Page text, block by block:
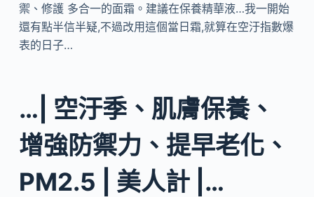
禦、修護 多合一的面霜。建議在保養精華液…我一開始
還有點半信半疑,不過改用這個當日霜,就算在空汙指數爆
表的日子…
…| 空汙季、肌膚保養、
增強防禦力、提早老化、
PM2.5 | 美人計 |…